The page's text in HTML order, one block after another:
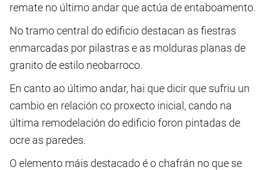
remate no último andar que actúa de entaboamento.
No tramo central do edificio destacan as fiestras
enmarcadas por pilastras e as molduras planas de
granito de estilo neobarroco.
En canto ao último andar, hai que dicir que sufriu un
cambio en relación co proxecto inicial, cando na
última remodelación do edificio foron pintadas de
ocre as paredes.
O elemento máis destacado é o chafrán no que se